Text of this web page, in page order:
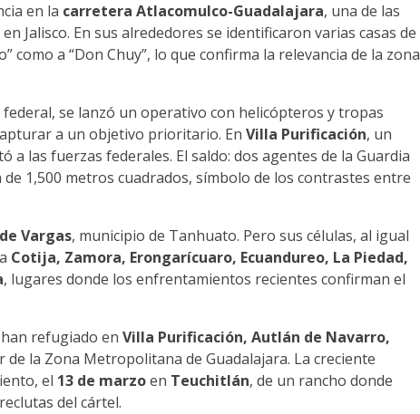
en la carretera Atlacomulco-Guadalajara, una de las
Jalisco. En sus alrededores se identificaron varias casas de
como a “Don Chuy”, lo que confirma la relevancia de la zona
se lanzó un operativo con helicópteros y tropas
a un objetivo prioritario. En Villa Purificación, un
a las fuerzas federales. El saldo: dos agentes de la Guardia
1,500 metros cuadrados, símbolo de los contrastes entre
Vargas, municipio de Tanhuato. Pero sus células, al igual
Cotija, Zamora, Erongarícuaro, Ecuandureo, La Piedad,
, lugares donde los enfrentamientos recientes confirman el
refugiado en Villa Purificación, Autlán de Navarro,
de la Zona Metropolitana de Guadalajara. La creciente
el 13 de marzoen Teuchitlán, de un rancho donde
del cártel.